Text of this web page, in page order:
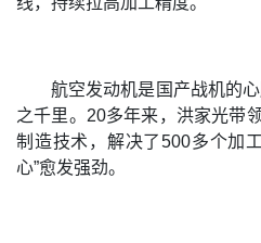
航空发动机是国产战机的
之千里。20多年来，洪家光带
制造技术，解决了500多个加
心”愈发强劲。